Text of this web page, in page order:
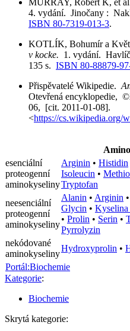
MURRAY, Robert K, et
4. vydání. Jinočany :
ISBN 80-7319-013-3.
KOTLÍK, Bohumír a
v kocke. 1. vydání.
135 s. ISBN 80-88879-
Přispěvatelé Wikipedie.
Otevřená encyklopedie,
06, [cit. 2011-01-08].
<https://cs.wikipedia.org/
esenciální
proteogenní
aminokyseliny
Arginin • Histidin
Isoleucin •
Tryptofan
neesenciální
proteogenní
aminokyseliny
Alanin • Arginin •
Glycin • Kyselina
• Prolin • Serin •
Pyrrolyzin
nekódované
aminokyseliny
Hydroxyprolin •
Portál:Biochemie
Kategorie:
Biochemie
Skrytá kategorie: